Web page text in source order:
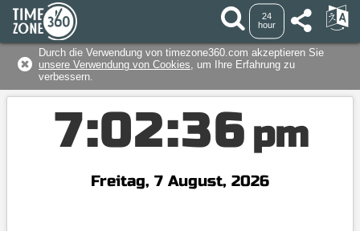
24
hour
Durch die Verwendung von timezone360.com akzeptieren Sie
unsere Verwendung von Cookies , um Ihre Erfahrung zu
verbessern.
7:02:36 pm
Freitag, 7 August, 2026